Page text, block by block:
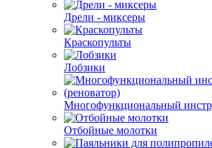
Дрели - миксеры
Краскопульты
Лобзики
Многофункциональный
Отбойные молотки